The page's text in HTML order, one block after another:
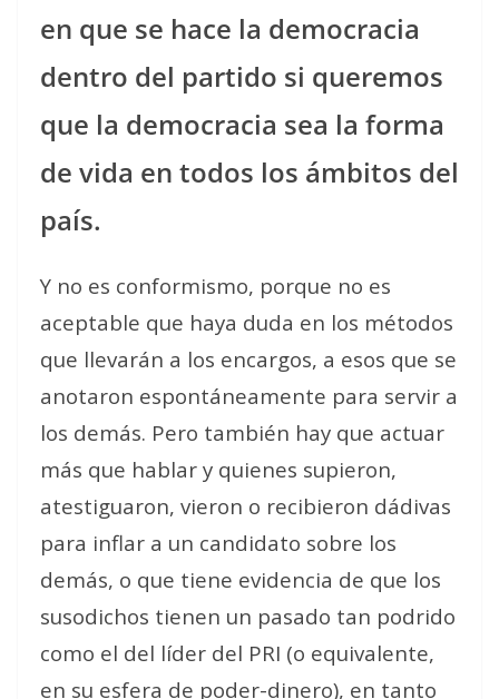
en que se hace la democracia
dentro del partido si queremos
que la democracia sea la forma
de vida en todos los ámbitos del
país.
Y no es conformismo, porque no es
aceptable que haya duda en los métodos
que llevarán a los encargos, a esos que se
anotaron espontáneamente para servir a
los demás. Pero también hay que actuar
más que hablar y quienes supieron,
atestiguaron, vieron o recibieron dádivas
para inflar a un candidato sobre los
demás, o que tiene evidencia de que los
susodichos tienen un pasado tan podrido
como el del líder del PRI (o equivalente,
en su esfera de poder-dinero), en tanto